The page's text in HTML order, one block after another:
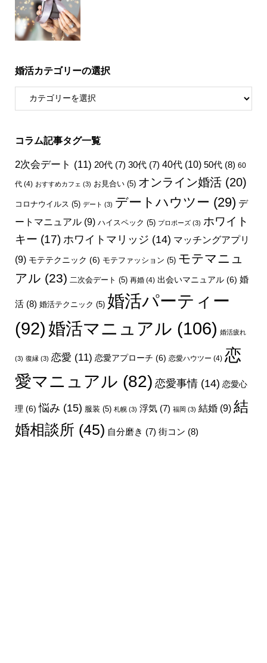
婚活カテゴリーの選択
コラム記事タグ一覧
2次会デート (11) 20代(7) 30代(7) 40代 (10) 50代(8) 60
代(4) おすすめカフェ (3) お見合い(5) オンライン婚活(20)
コロナウイルス (5) デート (3) デートハウツー (29) デ
ートマニュアル(9) ハイスペック (5) プロポーズ(3) ホワイト
キー (17) ホワイトマリッジ (14) マッチングアプリ
(9) モテテクニック (6) モテファッション (5) モテマニュ
アル (23) 二次会デート (5) 再婚(4) 出会いマニュアル(6) 婚
活(8) 婚活テクニック (5) 婚活パーティー
(92) 婚活マニュアル (106) 婚活疲れ
(3) 復縁(3) 恋愛 (11) 恋愛アプローチ (6) 恋愛ハウツー (4) 恋
愛マニュアル (82) 恋愛事情(14) 恋愛心
理 (6) 悩み (15) 服装 (5) 札幌(3) 浮気(7) 福岡 (3) 結婚(9) 結
婚相談所 (45) 自分磨き (7) 街コン (8)